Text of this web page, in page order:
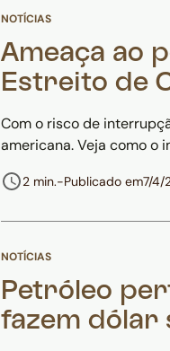
NOTÍCIAS
Ameaça ao
Estreito de
Com o risco de
americana. Veja como o
2 min.-Publicado em7/4/
NOTÍCIAS
Petróleo
fazem